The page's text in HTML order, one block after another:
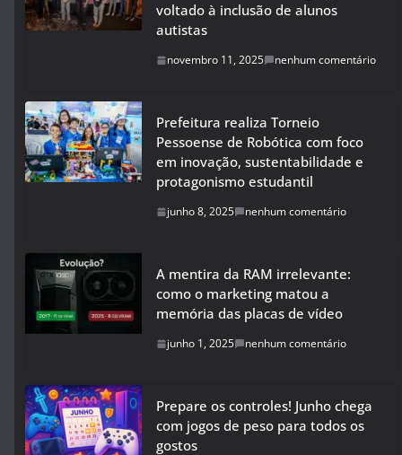
voltado à inclusão de alunos
autistas
novembro 11, 2025 nenhum comentário
Prefeitura realiza Torneio
Pessoense de Robótica com foco
em inovação, sustentabilidade e
protagonismo estudantil
junho 8, 2025 nenhum comentário
A mentira da RAM irrelevante:
como o marketing matou a
memória das placas de vídeo
junho 1, 2025 nenhum comentário
Prepare os controles! Junho chega
com jogos de peso para todos os
gostos